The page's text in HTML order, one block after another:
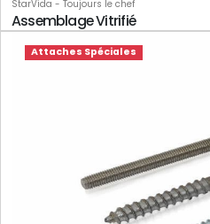
StarVida - Toujours le chef
Assemblage Vitrifié
Attaches Spéciales